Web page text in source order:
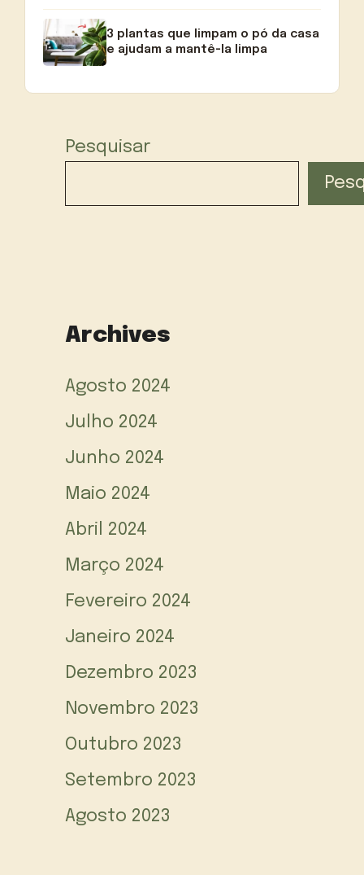
3 plantas que limpam o pó da casa
e ajudam a mantê-la limpa
Pesquisar
Archives
Agosto 2024
Julho 2024
Junho 2024
Maio 2024
Abril 2024
Março 2024
Fevereiro 2024
Janeiro 2024
Dezembro 2023
Novembro 2023
Outubro 2023
Setembro 2023
Agosto 2023